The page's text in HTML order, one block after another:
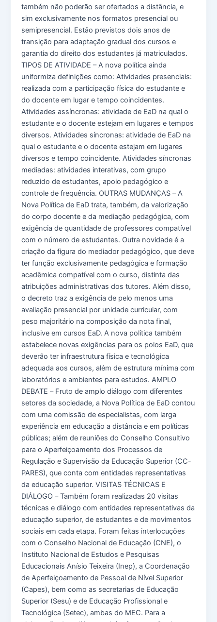
também não poderão ser ofertados a distância, e
sim exclusivamente nos formatos presencial ou
semipresencial. Estão previstos dois anos de
transição para adaptação gradual dos cursos e
garantia do direito dos estudantes já matriculados.
TIPOS DE ATIVIDADE – A nova política ainda
uniformiza definições como: Atividades presenciais:
realizada com a participação física do estudante e
do docente em lugar e tempo coincidentes.
Atividades assíncronas: atividade de EaD na qual o
estudante e o docente estejam em lugares e tempos
diversos. Atividades síncronas: atividade de EaD na
qual o estudante e o docente estejam em lugares
diversos e tempo coincidente. Atividades síncronas
mediadas: atividades interativas, com grupo
reduzido de estudantes, apoio pedagógico e
controle de frequência. OUTRAS MUDANÇAS – A
Nova Política de EaD trata, também, da valorização
do corpo docente e da mediação pedagógica, com
exigência de quantidade de professores compatível
com o número de estudantes. Outra novidade é a
criação da figura do mediador pedagógico, que deve
ter função exclusivamente pedagógica e formação
acadêmica compatível com o curso, distinta das
atribuições administrativas dos tutores. Além disso,
o decreto traz a exigência de pelo menos uma
avaliação presencial por unidade curricular, com
peso majoritário na composição da nota final,
inclusive em cursos EaD. A nova política também
estabelece novas exigências para os polos EaD, que
deverão ter infraestrutura física e tecnológica
adequada aos cursos, além de estrutura mínima com
laboratórios e ambientes para estudos. AMPLO
DEBATE – Fruto de amplo diálogo com diferentes
setores da sociedade, a Nova Política de EaD contou
com uma comissão de especialistas, com larga
experiência em educação a distância e em políticas
públicas; além de reuniões do Conselho Consultivo
para o Aperfeiçoamento dos Processos de
Regulação e Supervisão da Educação Superior (CC-
PARES), que conta com entidades representativas
da educação superior. VISITAS TÉCNICAS E
DIÁLOGO – Também foram realizadas 20 visitas
técnicas e diálogo com entidades representativas da
educação superior, de estudantes e de movimentos
sociais em cada etapa. Foram feitas interlocuções
com o Conselho Nacional de Educação (CNE), o
Instituto Nacional de Estudos e Pesquisas
Educacionais Anísio Teixeira (Inep), a Coordenação
de Aperfeiçoamento de Pessoal de Nível Superior
(Capes), bem como as secretarias de Educação
Superior (Sesu) e de Educação Profissional e
Tecnológica (Setec), ambas do MEC. Para a